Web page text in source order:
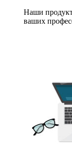
Наши
ваших